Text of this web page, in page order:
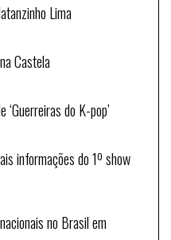
Lima
Castela
do K-pop’
informações do 1º show
no Brasil em